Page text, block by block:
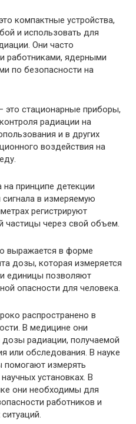
компактные устройства,
и использовать для
Они часто
работниками, ядерными
по безопасности на
это стационарные приборы,
радиации на
и в других
воздействия на
принципе детекции
в измеряемую
регистрируют
через свой объем.
выражается в форме
дозы, которая измеряется
единицы позволяют
опасности для человека.
распространено в
В медицине они
радиации, получаемой
или обследования. В науке
помогают измерять
установках. В
они необходимы для
работников и